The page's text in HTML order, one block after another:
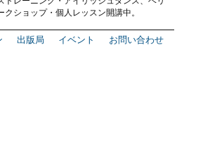
クショップ・ 個人レッスン開講中。
出版局 イベント お問い合わせ